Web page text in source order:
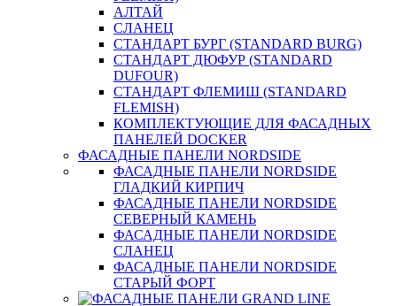
АЛТАЙ
СЛАНЕЦ
СТАНДАРТ БУРГ (STANDARD BURG)
СТАНДАРТ ДЮФУР (STANDARD
DUFOUR)
СТАНДАРТ ФЛЕМИШ (STANDARD
FLEMISH)
КОМПЛЕКТУЮЩИЕ ДЛЯ ФАСАДНЫХ
ПАНЕЛЕЙ DOCKER
ФАСАДНЫЕ ПАНЕЛИ NORDSIDE
ФАСАДНЫЕ ПАНЕЛИ NORDSIDE
ГЛАДКИЙ КИРПИЧ
ФАСАДНЫЕ ПАНЕЛИ NORDSIDE
СЕВЕРНЫЙ КАМЕНЬ
ФАСАДНЫЕ ПАНЕЛИ NORDSIDE
СЛАНЕЦ
ФАСАДНЫЕ ПАНЕЛИ NORDSIDE
СТАРЫЙ ФОРТ